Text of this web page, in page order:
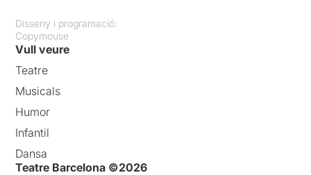
Disseny i programació:
Copymouse
Vull veure
Teatre
Musicals
Humor
Infantil
Dansa
Teatre Barcelona ©2026